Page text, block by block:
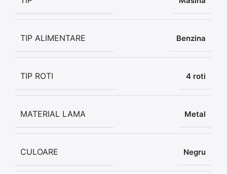
TIP ALIMENTARE Benzina
TIP ROTI 4 roti
MATERIAL LAMA Metal
CULOARE Negru